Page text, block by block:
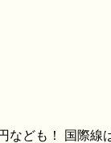
なども！ 国際線